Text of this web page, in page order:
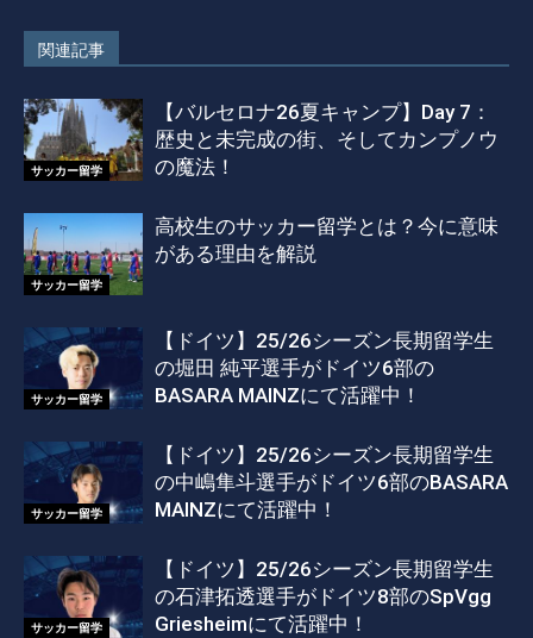
関連記事
サッカー留学
【バルセロナ26夏キャンプ】Day 7：
歴史と未完成の街、そしてカンプノウ
の魔法！
サッカー留学
高校生のサッカー留学とは？今に意味
がある理由を解説
サッカー留学
【ドイツ】25/26シーズン長期留学生
の堀田 純平選手がドイツ6部の
BASARA MAINZにて活躍中！
サッカー留学
【ドイツ】25/26シーズン長期留学生
の中嶋隼斗選手がドイツ6部のBASARA
MAINZにて活躍中！
サッカー留学
【ドイツ】25/26シーズン長期留学生
の石津拓透選手がドイツ8部のSpVgg
Griesheimにて活躍中！